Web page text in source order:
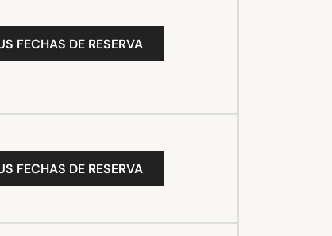
FECHAS DE RESERVA
FECHAS DE RESERVA